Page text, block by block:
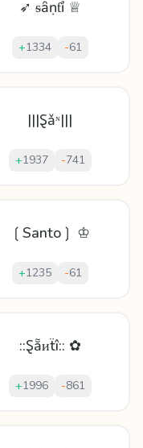
➶ ᵴȃṇƭỉ ♕
+1334 -61
|||Ȿǎᶰ|||
+1937 -741
❲Santo❳ ♔
+1235 -61
::Ȿẵᴎẗî:: ✿
+1996 -861